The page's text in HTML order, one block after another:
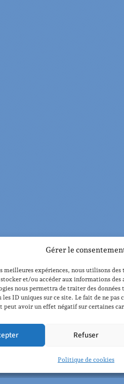
Gérer le
meilleures expériences, nous utilisons des
et/ou accéder aux informations des
nous permettra de traiter des
ID uniques sur ce site. Le fait de ne pas
peut avoir un effet négatif sur certaines
Refuser
Politique de cookies